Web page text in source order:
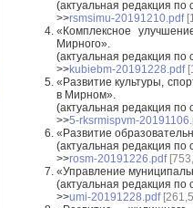
(актуальная редакция по
>>rsmsimu-20191210.pdf
«Комплексное
Мирного».
(актуальная редакция по
>>kubiebm-20191228.pdf
«Развитие культуры,
в Мирном».
(актуальная редакция
>>5-rksrmispvm-
«Развитие
(актуальная редакция
>>rosm-20191226.pdf
«Управление
(актуальная редакция
>>umi-20191228.pdf